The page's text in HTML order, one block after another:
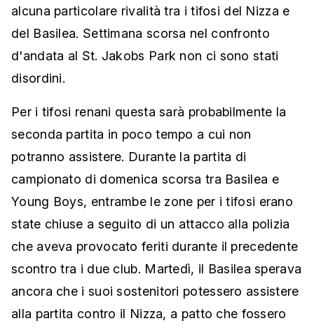
alcuna particolare rivalità tra i tifosi del Nizza e
del Basilea. Settimana scorsa nel confronto
d'andata al St. Jakobs Park non ci sono stati
disordini.
Per i tifosi renani questa sarà probabilmente la
seconda partita in poco tempo a cui non
potranno assistere. Durante la partita di
campionato di domenica scorsa tra Basilea e
Young Boys, entrambe le zone per i tifosi erano
state chiuse a seguito di un attacco alla polizia
che aveva provocato feriti durante il precedente
scontro tra i due club. Martedì, il Basilea sperava
ancora che i suoi sostenitori potessero assistere
alla partita contro il Nizza, a patto che fossero